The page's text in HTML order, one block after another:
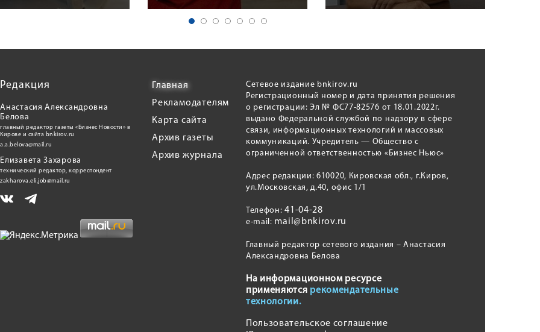
Редакция
Анастасия Александровна
Белова
главный редактор газеты «Бизнес Новости» в
Кирове и сайта bnkirov.ru
a.a.belova@mail.ru
Елизавета Захарова
технический редактор, корреспондент
zakharova.eli.job@mail.ru
Главная
Рекламодателям
Карта сайта
Архив газеты
Архив журнала
Сетевое издание bnkirov.ru
Регистрационный номер и дата принятия решения
о регистрации: Эл № ФС77-82576 от 18.01.2022г.
выдано Федеральной службой по надзору в сфере
связи, информационных технологий и массовых
коммуникаций. Учредитель — Общество с
ограниченной ответственностью «Бизнес Ньюс»
Адрес редакции: 610020, Кировская обл., г.Киров,
ул.Московская, д.40, офис 1/1
Телефон:41-04-28
e-mail: mail@bnkirov.ru
Главный редактор сетевого издания – Анастасия
Александровна Белова
На информационном ресурсе
применяются рекомендательные
технологии.
Пользовательское соглашение